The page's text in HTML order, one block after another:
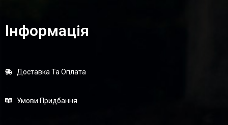
Інформація
Доставка Та Оплата
Умови Придбання